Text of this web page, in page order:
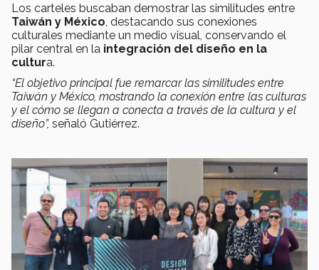
Los carteles buscaban demostrar las similitudes entre
Taiwán y México , destacando sus conexiones
culturales mediante un medio visual, conservando el
pilar central en la integración del diseño en la
cultura.
“El objetivo principal fue remarcar las similitudes entre
Taiwán y México, mostrando la conexión entre las culturas
y el cómo se llegan a conecta a través de la cultura y el
diseño”, señaló Gutiérrez.